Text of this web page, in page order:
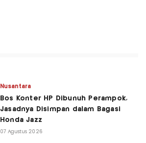
Nusantara
Bos Konter HP Dibunuh Perampok,
Jasadnya Disimpan dalam Bagasi
Honda Jazz
07 Agustus 2026